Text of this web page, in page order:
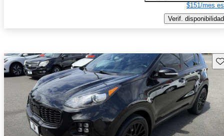
$151/mes
Verif. disponibilidad